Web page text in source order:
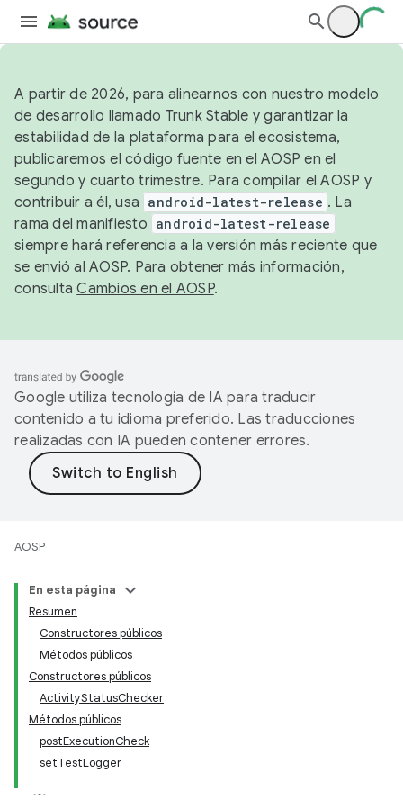
A partir de 2026, para alinearnos con nuestro modelo
de desarrollo llamado Trunk Stable y garantizar la
estabilidad de la plataforma para el ecosistema,
publicaremos el código fuente en el AOSP en el
segundo y cuarto trimestre. Para compilar el AOSP y
contribuir a él, usa android-latest-release . La
rama del manifiesto android-latest-release
siempre hará referencia a la versión más reciente que
se envió al AOSP. Para obtener más información,
consultaCambios en el AOSP.
Google utiliza tecnología de IA para traducir
contenido a tu idioma preferido. Las traducciones
realizadas con IA pueden contener errores.
AOSP
En esta página
Resumen
Constructores públicos
Métodos públicos
Constructores públicos
ActivityStatusChecker
Métodos públicos
postExecutionCheck
setTestLogger